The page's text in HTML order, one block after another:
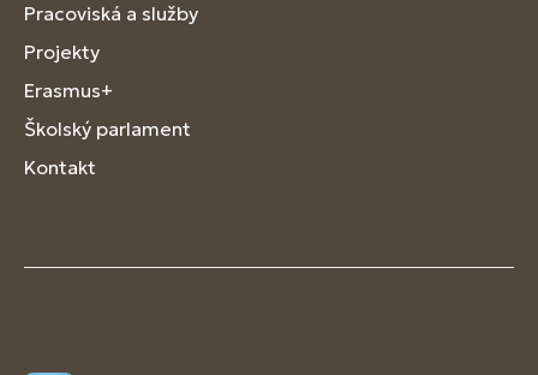
Pracoviská a služby
Projekty
Erasmus+
Školský parlament
Kontakt